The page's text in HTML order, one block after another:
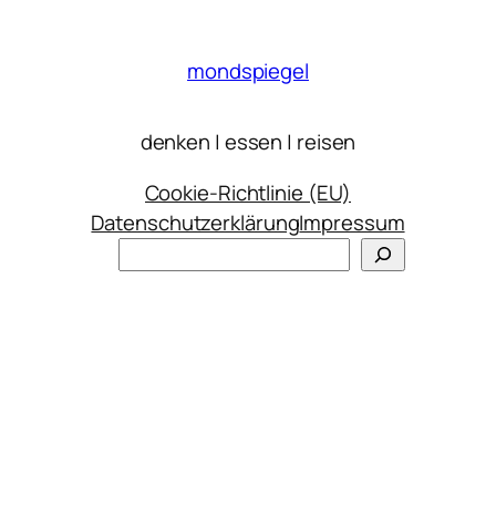
mondspiegel
denken | essen | reisen
Cookie-Richtlinie (EU)
DatenschutzerklärungImpressum